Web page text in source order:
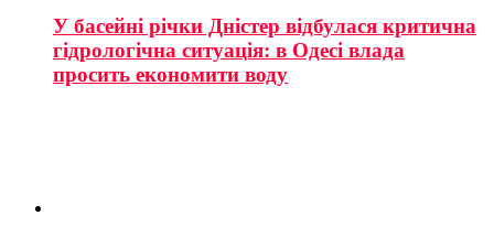
У басейні річки Дністер відбулася критична
гідрологічна ситуація: в Одесі влада
просить економити воду